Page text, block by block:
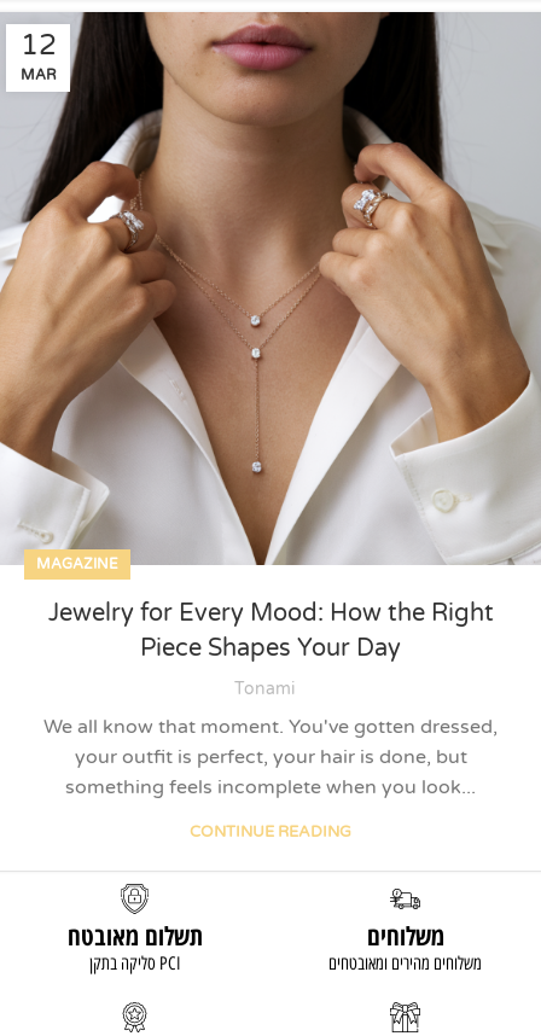
12
MAR
MAGAZINE
Jewelry for Every Mood: How the Right
Piece Shapes Your Day
Tonami
We all know that moment. You've gotten dressed,
your outfit is perfect, your hair is done, but
something feels incomplete when you look...
CONTINUE READING
תשלום מאובטח
סליקה בתקן PCI
משלוחים
משלוחים מהירים ומאובטחים